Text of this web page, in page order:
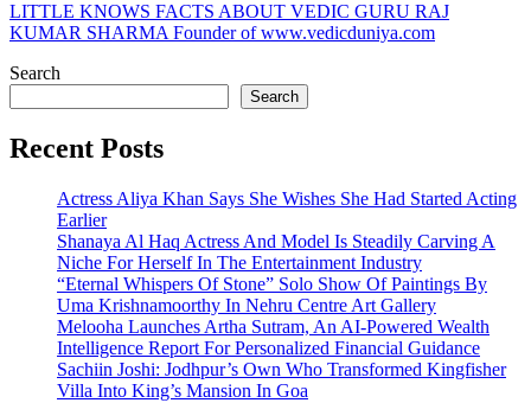
LITTLE KNOWS FACTS ABOUT VEDIC GURU RAJ
KUMAR SHARMA Founder of www.vedicduniya.com
Search
Search
Recent Posts
Actress Aliya Khan Says She Wishes She Had Started Acting
Earlier
Shanaya Al Haq Actress And Model Is Steadily Carving A
Niche For Herself In The Entertainment Industry
“Eternal Whispers Of Stone” Solo Show Of Paintings By
Uma Krishnamoorthy In Nehru Centre Art Gallery
Melooha Launches Artha Sutram, An AI-Powered Wealth
Intelligence Report For Personalized Financial Guidance
Sachiin Joshi: Jodhpur’s Own Who Transformed Kingfisher
Villa Into King’s Mansion In Goa